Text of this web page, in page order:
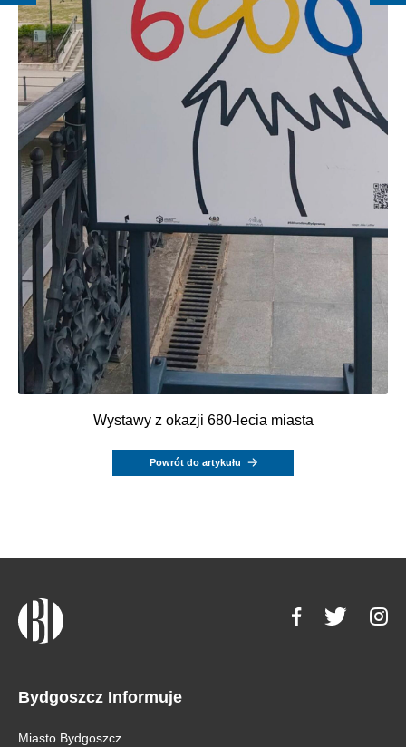
Wystawy z okazji 680-lecia miasta
Powrót do artykułu
Bydgoszcz Informuje
Miasto Bydgoszcz